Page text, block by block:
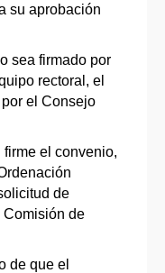
su aprobación
sea firmado por
rectoral, el
el Consejo
el convenio,
de
de
de que el